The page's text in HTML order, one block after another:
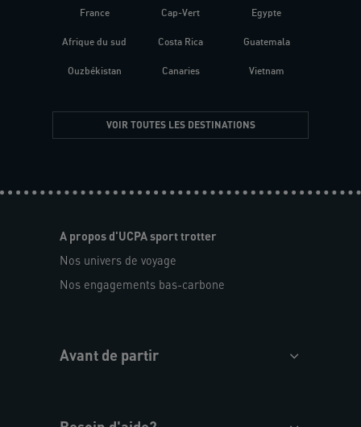
France
Afrique du sud
Ouzbékistan
Cap-Vert
Costa Rica
Canaries
Egypte
Guatemala
Vietnam
VOIR TOUTES LES DESTINATIONS
A propos d'UCPA sport trotter
Nos univers de voyage
Nos engagements bas-carbone
Avant de partir